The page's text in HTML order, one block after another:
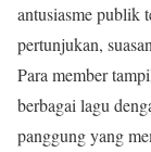
antusiasme publik
pertunjukan,
Para member
berbagai lagu
panggung yang